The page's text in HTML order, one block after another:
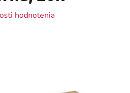
hodnotenia